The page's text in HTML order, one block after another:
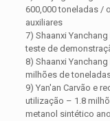
600,000 toneladas /
auxiliares
7) Shaanxi
teste de
8) Shaanxi
milhões de
9) Yan'an Carvão e
utilização – 1.8
metanol sintético ano